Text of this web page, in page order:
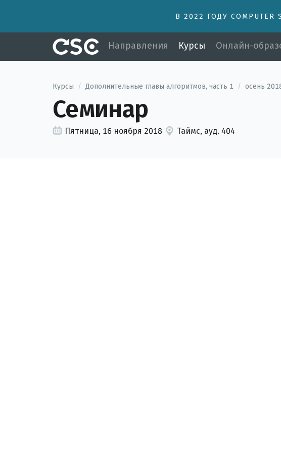
В 2022 ГОДУ
Направления Курсы Онлайн-
Курсы / Дополнительные главы алгоритмов, часть 1 / осень
Семинар
Пятница, 16 ноября 2018 Таймс, ауд. 404